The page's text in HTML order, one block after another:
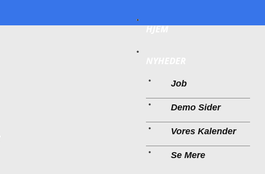
HJEM
Job
Demo Sider
Vores Kalender
Se Mere